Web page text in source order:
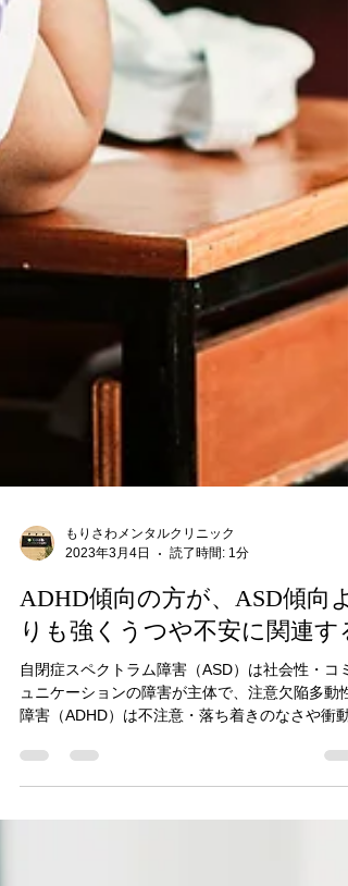
もりさわメンタルクリニック
2023年3月4日
読了時間: 1分
ADHD傾向の方が、ASD傾向よ
りも強くうつや不安に関連す
自閉症スペクトラム障害（ASD）は社会性・コミ